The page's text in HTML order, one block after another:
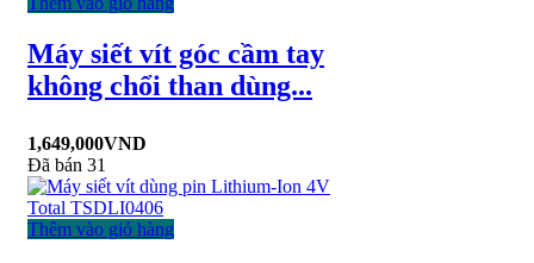
Máy siết vít góc cầm tay
không chổi than dùng...
1,649,000VND
Đã bán 31
Thêm vào giỏ hàng